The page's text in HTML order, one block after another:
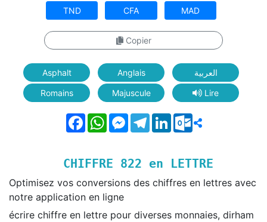
TND
CFA MAD
Copier
Asphalt Anglais
العربية
Romains
Majuscule Lire
FacebookWhatsAppMessenger
Telegram
LinkedInOutlook.com
CHIFFRE 822 en LETTRE
Optimisez vos conversions des chiffres en lettres avec
notre application en ligne
écrire chiffre en lettre pour diverses monnaies, dirham